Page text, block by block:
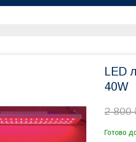
LED
40W
2 800
Готово